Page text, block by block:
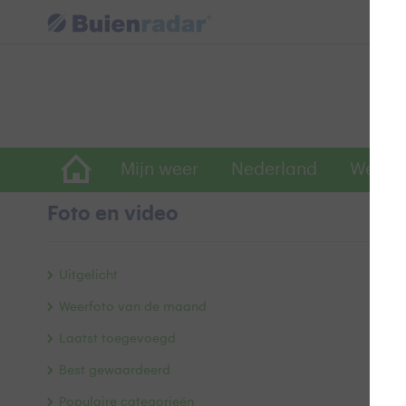
Mijn weer Nederland
Foto en video
Uitgelicht
Weerfoto van de maand
Laatst toegevoegd
Best gewaardeerd
Populaire categorieën